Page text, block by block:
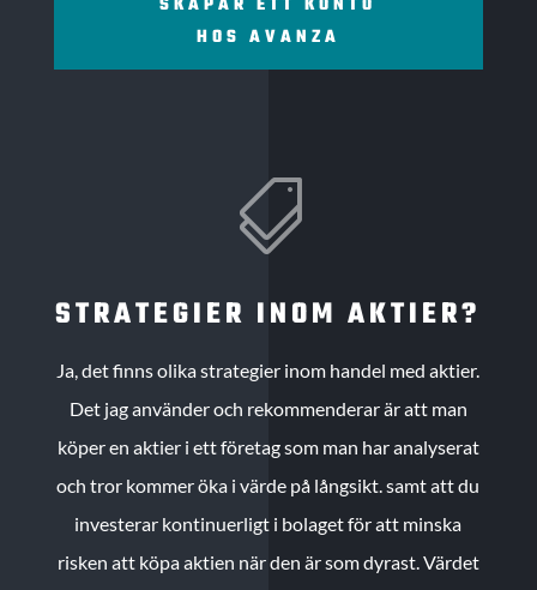
SKAPAR ETT KONTO
HOS AVANZA

STRATEGIER INOM AKTIER?
Ja, det finns olika strategier inom handel med aktier.
Det jag använder och rekommenderar är att man
köper en aktier i ett företag som man har analyserat
och tror kommer öka i värde på långsikt. samt att du
investerar kontinuerligt i bolaget för att minska
risken att köpa aktien när den är som dyrast. Värdet